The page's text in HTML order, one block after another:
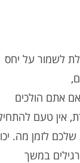
לשמור על יחס
אתם הולכים
אין טעם
שלכם לזמן מה.
במשך